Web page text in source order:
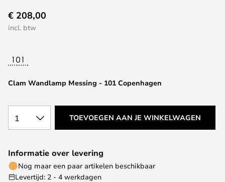
naar
het
van
de
afbeeldingen-
Clam Wandlamp Messing - 101 Copenhagen
€ 208,00
incl. btw
1 TOEVOEGEN AAN JE WINKELWAGEN
Informatie over levering
Nog maar een paar artikelen beschikbaar
Levertijd: 2 - 4 werkdagen